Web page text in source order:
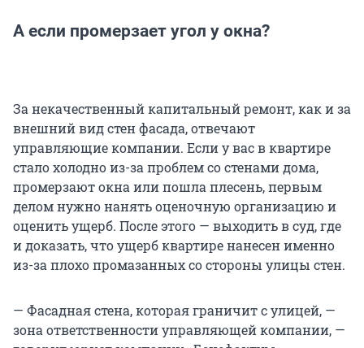
А если промерзает угол у окна?
За некачественный капитальный ремонт, как и за
внешний вид стен фасада, отвечают
управляющие компании. Если у вас в квартире
стало холодно из-за проблем со стенами дома,
промерзают окна или пошла плесень, первым
делом нужно нанять оценочную организацию и
оценить ущерб. После этого — выходить в суд, где
и доказать, что ущерб квартире нанесен именно
из-за плохо промазанных со стороны улицы стен.
— Фасадная стена, которая граничит с улицей, —
зона ответственности управляющей компании, —